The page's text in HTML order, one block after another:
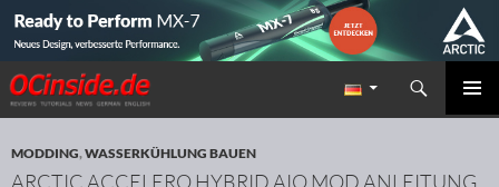
Redaktion ocinside.de PC Hardware Portal
Suchen
ZUM INHALT SPRINGEN
MODDING,WASSERKÜHLUNG BAUEN
ARCTIC ACCELERO HYBRID AIO MOD ANLEITUNG